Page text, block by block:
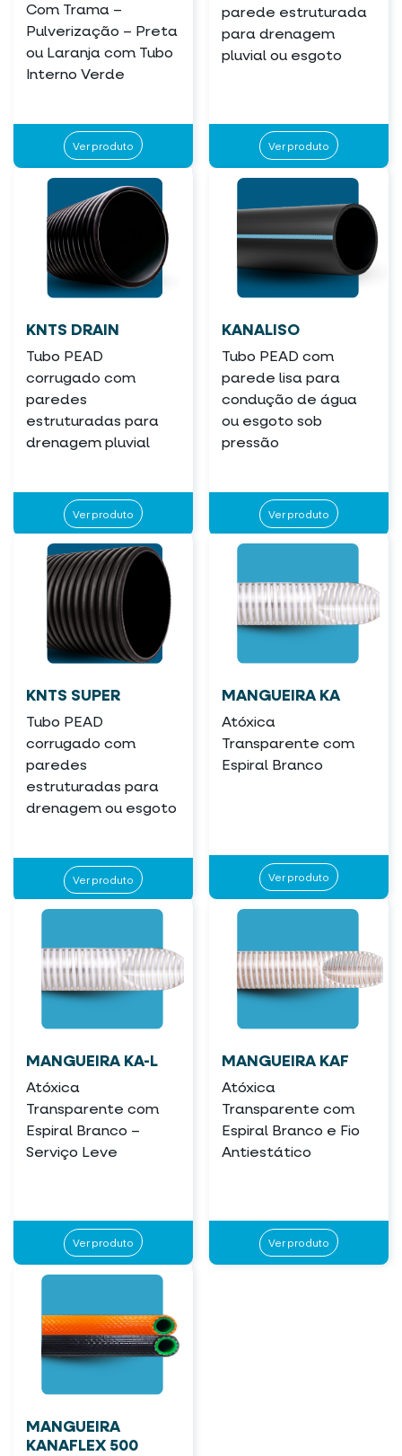
Com Trama –
Pulverização – Preta
ou Laranja com Tubo
Interno Verde
Ver produto
parede estruturada
para drenagem
pluvial ou esgoto
Ver produto
KNTS DRAIN
Tubo PEAD
corrugado com
paredes
estruturadas para
drenagem pluvial
Ver produto
KANALISO
Tubo PEAD com
parede lisa para
condução de água
ou esgoto sob
pressão
Ver produto
KNTS SUPER
Tubo PEAD
corrugado com
paredes
estruturadas para
drenagem ou esgoto
Ver produto
MANGUEIRA KA
Atóxica
Transparente com
Espiral Branco
Ver produto
MANGUEIRA KA-L
Atóxica
Transparente com
Espiral Branco –
Serviço Leve
Ver produto
MANGUEIRA KAF
Atóxica
Transparente com
Espiral Branco e Fio
Antiestático
Ver produto
MANGUEIRA
KANAFLEX 500